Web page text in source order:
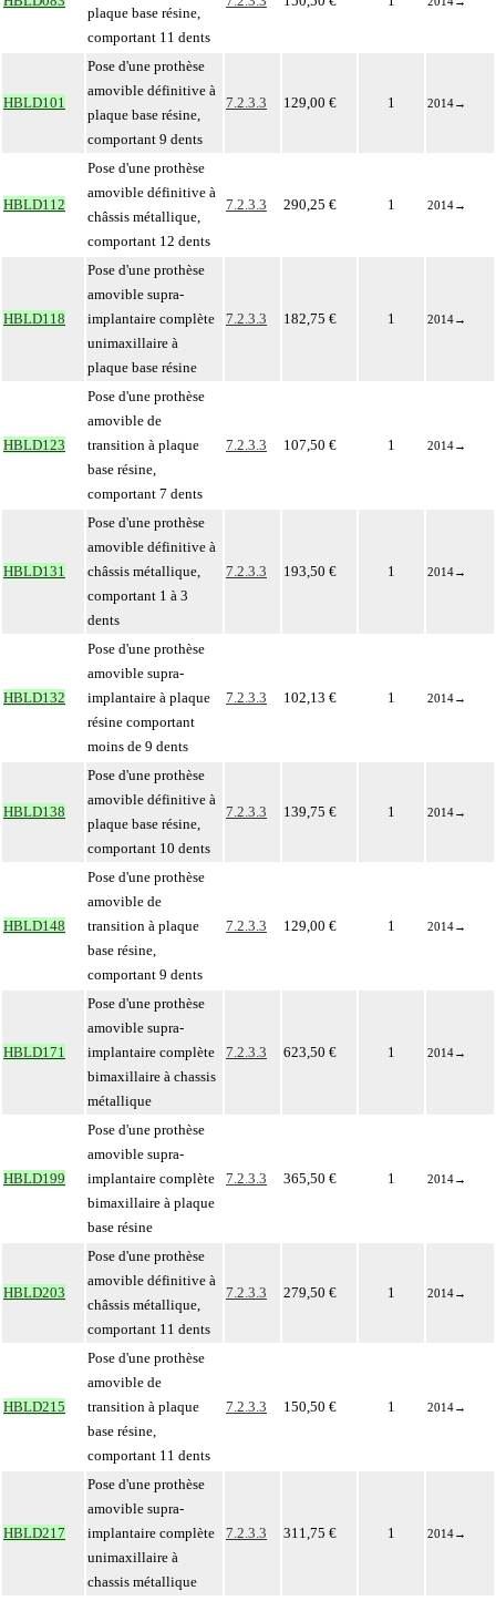
plaque base résine,
comportant 11 dents
HBLD101
Pose d'une prothèse
amovible définitive à
plaque base résine,
comportant 9 dents
7.2.3.3 129,00 € 1 2014→
HBLD112
Pose d'une prothèse
amovible définitive à
châssis métallique,
comportant 12 dents
7.2.3.3 290,25 € 1 2014→
HBLD118
Pose d'une prothèse
amovible supra-
implantaire complète
unimaxillaire à
plaque base résine
7.2.3.3 182,75 € 1 2014→
HBLD123
Pose d'une prothèse
amovible de
transition à plaque
base résine,
comportant 7 dents
7.2.3.3 107,50 € 1 2014→
HBLD131
Pose d'une prothèse
amovible définitive à
châssis métallique,
comportant 1 à 3
dents
7.2.3.3 193,50 € 1 2014→
HBLD132
Pose d'une prothèse
amovible supra-
implantaire à plaque
résine comportant
moins de 9 dents
7.2.3.3 102,13 € 1 2014→
HBLD138
Pose d'une prothèse
amovible définitive à
plaque base résine,
comportant 10 dents
7.2.3.3 139,75 € 1 2014→
HBLD148
Pose d'une prothèse
amovible de
transition à plaque
base résine,
comportant 9 dents
7.2.3.3 129,00 € 1 2014→
HBLD171
Pose d'une prothèse
amovible supra-
implantaire complète
bimaxillaire à chassis
métallique
7.2.3.3 623,50 € 1 2014→
HBLD199
Pose d'une prothèse
amovible supra-
implantaire complète
bimaxillaire à plaque
base résine
7.2.3.3 365,50 € 1 2014→
HBLD203
Pose d'une prothèse
amovible définitive à
châssis métallique,
comportant 11 dents
7.2.3.3 279,50 € 1 2014→
HBLD215
Pose d'une prothèse
amovible de
transition à plaque
base résine,
comportant 11 dents
7.2.3.3 150,50 € 1 2014→
HBLD217
Pose d'une prothèse
amovible supra-
implantaire complète
unimaxillaire à
chassis métallique
7.2.3.3 311,75 € 1 2014→